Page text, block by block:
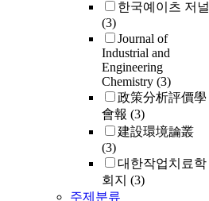
한국예이츠 저널
(3)
Journal of
Industrial and
Engineering
Chemistry (3)
政策分析評價學
會報 (3)
建設環境論叢
(3)
대한작업치료학
회지 (3)
주제분류